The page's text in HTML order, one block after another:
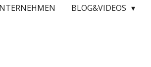
BLOG&VIDEOS